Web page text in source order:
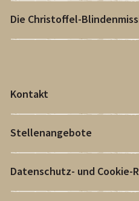
Die Christoffel-
Kontakt
Stellenangebote
Datenschutz- und Cookie-